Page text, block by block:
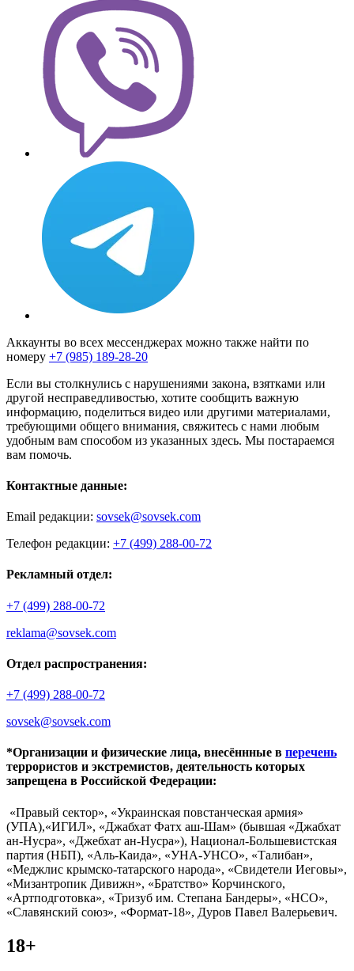
Аккаунты во всех мессенджерах можно также найти по
номеру +7 (985) 189-28-20
Если вы столкнулись с нарушениями закона, взятками или
другой несправедливостью, хотите сообщить важную
информацию, поделиться видео или другими материалами,
требующими общего внимания, свяжитесь с нами любым
удобным вам способом из указанных здесь. Мы постараемся
вам помочь.
Контактные данные:
Email редакции: sovsek@sovsek.com
Телефон редакции: +7 (499) 288-00-72
Рекламный отдел:
+7 (499) 288-00-72
reklama@sovsek.com
Отдел распространения:
+7 (499) 288-00-72
sovsek@sovsek.com
*Организации и физические лица, внесённные в перечень
террористов и экстремистов, деятельность которых
запрещена в Российской Федерации:
«Правый сектор», «Украинская повстанческая армия»
(УПА),«ИГИЛ», «Джабхат Фатх аш-Шам» (бывшая «Джабхат
ан-Нусра», «Джебхат ан-Нусра»), Национал-Большевистская
партия (НБП), «Аль-Каида», «УНА-УНСО», «Талибан»,
«Меджлис крымско-татарского народа», «Свидетели Иеговы»,
«Мизантропик Дивижн», «Братство» Корчинского,
«Артподготовка», «Тризуб им. Степана Бандеры», «НСО»,
«Славянский союз», «Формат-18», Дуров Павел Валерьевич.
18+